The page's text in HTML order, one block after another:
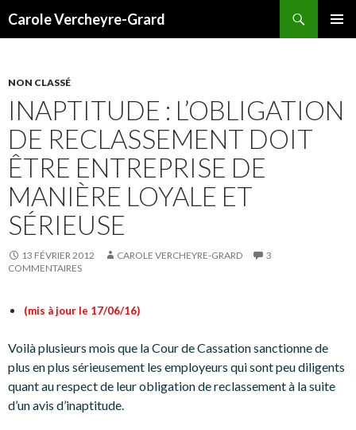
Carole Vercheyre-Grard
NON CLASSÉ
INAPTITUDE : L’OBLIGATION
DE RECLASSEMENT DOIT
ÊTRE ENTREPRISE DE
MANIÈRE LOYALE ET
SÉRIEUSE
13 FÉVRIER 2012 CAROLE VERCHEYRE-GRARD
3
COMMENTAIRES
(mis à jour le 17/06/16)
Voilà plusieurs mois que la Cour de Cassation sanctionne de
plus en plus sérieusement les employeurs qui sont peu diligents
quant au respect de leur obligation de reclassement à la suite
d’un avis d’inaptitude.